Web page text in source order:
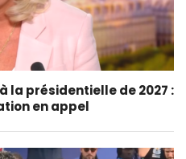
la présidentielle de 2027 :
en appel